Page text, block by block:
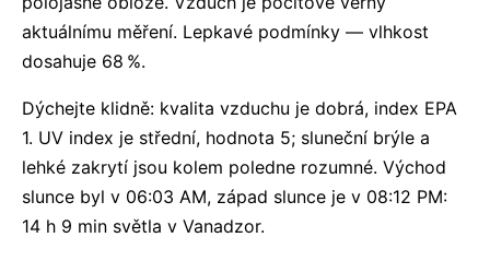
aktuálnímu měření. Lepkavé podmínky — vlhkost
dosahuje 68 %.
Dýchejte klidně: kvalita vzduchu je dobrá, index EPA
1. UV index je střední, hodnota 5; sluneční brýle a
lehké zakrytí jsou kolem poledne rozumné. Východ
slunce byl v 06:03 AM, západ slunce je v 08:12 PM:
14 h 9 min světla v Vanadzor.